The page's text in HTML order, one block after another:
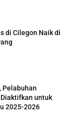
di Cilegon Naik di
Pelabuhan
untuk
2025-2026